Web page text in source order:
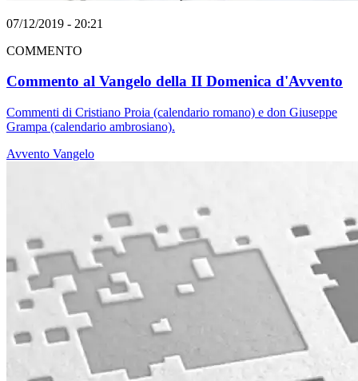
07/12/2019 - 20:21
COMMENTO
Commento al Vangelo della II Domenica d'Avvento
Commenti di Cristiano Proia (calendario romano) e don Giuseppe
Grampa (calendario ambrosiano).
Avvento Vangelo